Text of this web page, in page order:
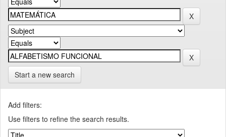
Start a new search
Add filters:
Use filters to refine the search results.